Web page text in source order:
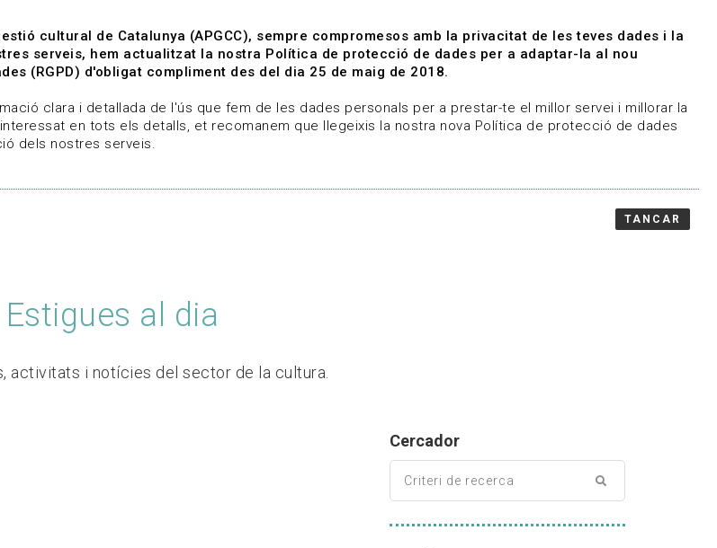
treball Projectes Serveis A qui representem Contacte
Estigues al dia
activitats i notícies del sector de la cultura.
Cercador
cultural de Catalunya (APGCC), sempre compromesos amb la privacitat de les teves dades i la
serveis, hem actualitzat la nostra Política de protecció de dades per a adaptar-la al nou
(RGPD) d'obligat compliment des del dia 25 de maig de 2018.
clara i detallada de l'ús que fem de les dades personals per a prestar-te el millor servei i millorar la
en tots els detalls, et recomanem que llegeixis la nostra nova Política de protecció de dades
dels nostres serveis.
TANCAR